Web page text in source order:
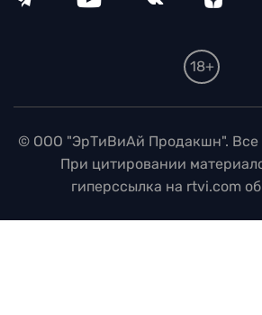
18+
© ООО "ЭрТиВиАй Продакшн". Все
При цитировании
гиперссылка на rtvi.com